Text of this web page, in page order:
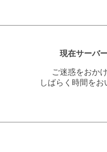
現在サーバ
ご迷惑をおか
しばらく時間を